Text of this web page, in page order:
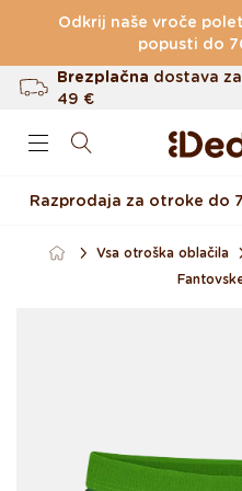
Preskoči na vsebino
Odkrij naše vroče
popusti do
(60.227
Brezplačna dostava
49 €
Do 100 dni za vračilo
Razprodaja za otroke do
Vsa otroška oblačila